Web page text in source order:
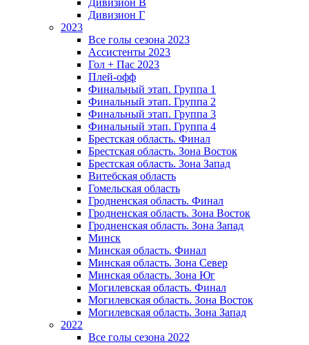
Дивизион В
Дивизион Г
2023
Все голы сезона 2023
Ассистенты 2023
Гол + Пас 2023
Плей-офф
Финальный этап. Группа 1
Финальный этап. Группа 2
Финальный этап. Группа 3
Финальный этап. Группа 4
Брестская область. Финал
Брестская область. Зона Восток
Брестская область. Зона Запад
Витебская область
Гомельская область
Гродненская область. Финал
Гродненская область. Зона Восток
Гродненская область. Зона Запад
Минск
Минская область. Финал
Минская область. Зона Север
Минская область. Зона Юг
Могилевская область. Финал
Могилевская область. Зона Восток
Могилевская область. Зона Запад
2022
Все голы сезона 2022